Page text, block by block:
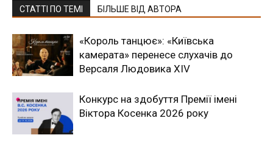
СТАТТІ ПО ТЕМІ БІЛЬШЕ ВІД АВТОРА
«Король танцює»: «Київська
камерата» перенесе слухачів до
Версаля Людовика XIV
Конкурс на здобуття Премії імені
Віктора Косенка 2026 року